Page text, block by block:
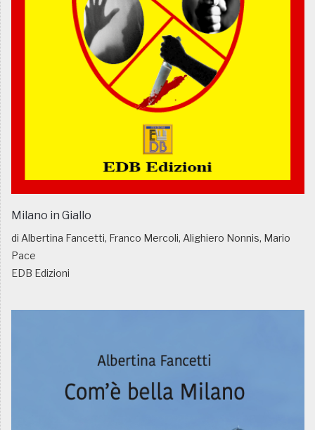
Milano in Giallo
di Albertina Fancetti, Franco Mercoli, Alighiero Nonnis, Mario
Pace
EDB Edizioni